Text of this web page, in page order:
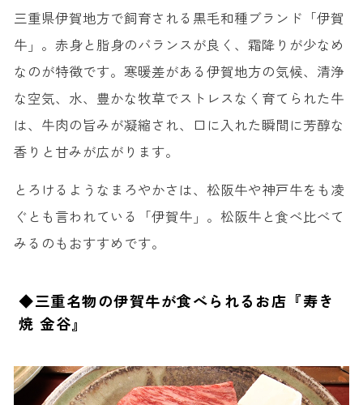
三重県伊賀地方で飼育される黒毛和種ブランド「伊賀
牛」。赤身と脂身のバランスが良く、霜降りが少なめ
なのが特徴です。寒暖差がある伊賀地方の気候、清浄
な空気、水、豊かな牧草でストレスなく育てられた牛
は、牛肉の旨みが凝縮され、口に入れた瞬間に芳醇な
香りと甘みが広がります。
とろけるようなまろやかさは、松阪牛や神戸牛をも凌
ぐとも言われている「伊賀牛」。松阪牛と食べ比べて
みるのもおすすめです。
◆三重名物の伊賀牛が食べられるお店『寿き
焼 金谷』